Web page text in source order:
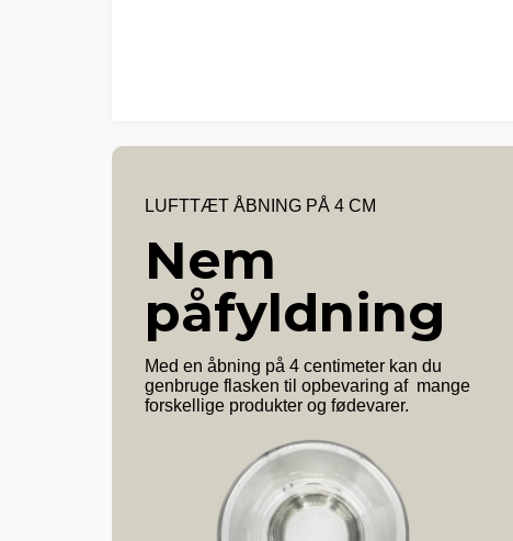
LUFTTÆT ÅBNING PÅ 4 CM
Nem
påfyldning
Med en åbning på 4 centimeter kan du
genbruge flasken til opbevaring af mange
forskellige produkter og fødevarer.